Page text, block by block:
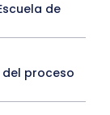
de
proceso